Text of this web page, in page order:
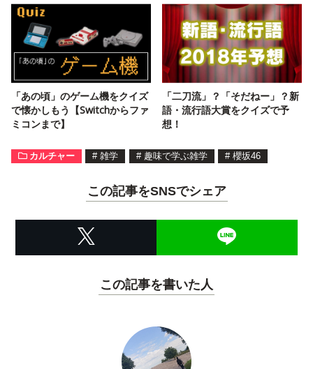
「あの頃」のゲーム機をクイズ
で懐かしもう【Switchからファ
ミコンまで】
「二刀流」？「そだねー」？新
語・流行語大賞をクイズで予
想！
カルチャー # 雑学 # 趣味で学ぶ雑学 # 櫻坂46
この記事をSNSでシェア
この記事を書いた人